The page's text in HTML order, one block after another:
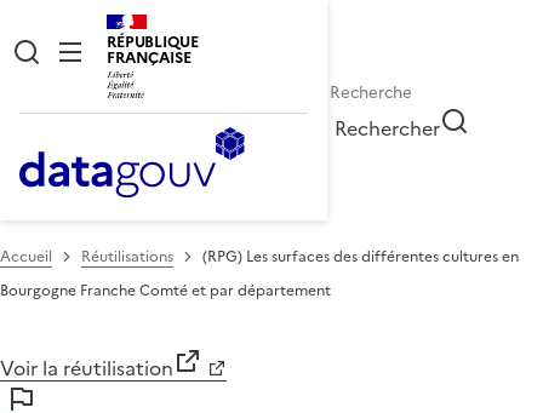
RÉPUBLIQUE
FRANÇAISE
Rechercher
Accueil Réutilisations
(RPG) Les surfaces des différentes cultures en
Bourgogne Franche Comté et par département
Voir la réutilisation